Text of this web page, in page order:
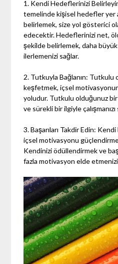
1. Kendi Hedeflerinizi
temelinde kişisel hedefler yer
belirlemek, size yol gösterici
edecektir. Hedeflerinizi net,
şekilde belirlemek, daha
ilerlemenizi sağlar.
2. Tutkuyla Bağlanın: Tutkulu
keşfetmek, içsel
yoludur. Tutkulu olduğunuz
ve sürekli bir ilgiyle çalışmanızı
3. Başarıları Takdir Edin: Kendi
içsel motivasyonu
Kendinizi ödüllendirmek ve
fazla motivasyon elde